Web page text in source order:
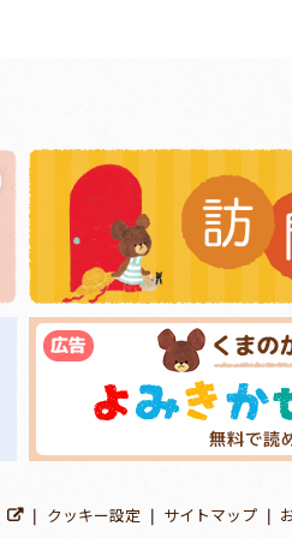
クッキー設定 サイトマップ